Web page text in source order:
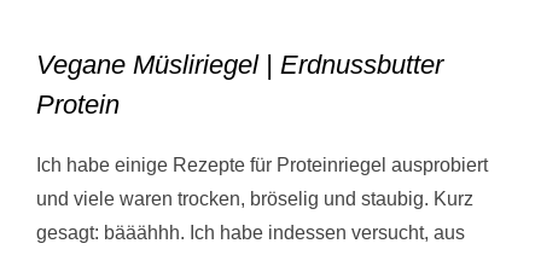
Vegane Müsliriegel | Erdnussbutter
Protein
Ich habe einige Rezepte für Proteinriegel ausprobiert
und viele waren trocken, bröselig und staubig. Kurz
gesagt: bääähhh. Ich habe indessen versucht, aus